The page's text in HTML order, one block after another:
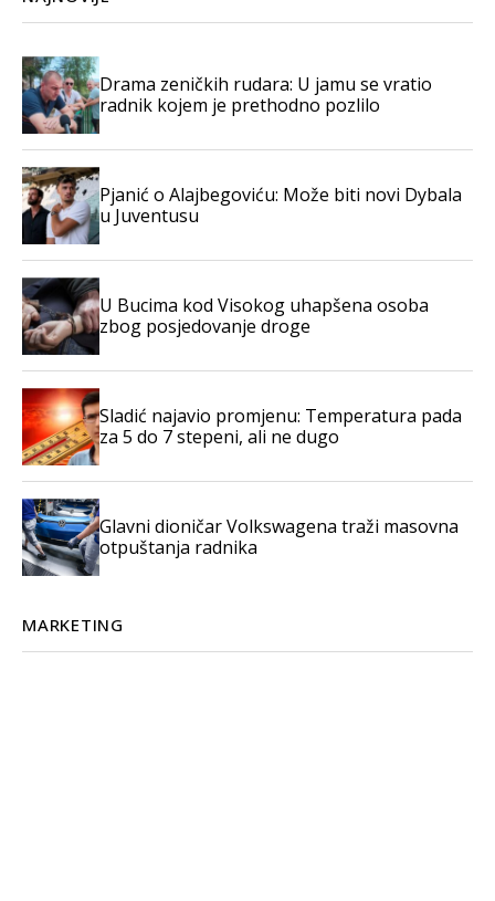
Drama zeničkih rudara: U jamu se vratio
radnik kojem je prethodno pozlilo
Pjanić o Alajbegoviću: Može biti novi Dybala
u Juventusu
U Bucima kod Visokog uhapšena osoba
zbog posjedovanje droge
Sladić najavio promjenu: Temperatura pada
za 5 do 7 stepeni, ali ne dugo
Glavni dioničar Volkswagena traži masovna
otpuštanja radnika
MARKETING